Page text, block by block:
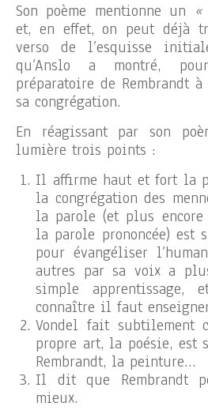
Son poème mentionne un
et, en effet, on peut déjà
verso de l’esquisse
qu’Anslo a montré,
préparatoire de Rembrandt
sa congrégation.
En réagissant par son
lumière trois points :
Il affirme haut et fort la
la congrégation des
la parole (et plus encore
la parole prononcée) est
pour évangéliser
autres par sa voix a
simple apprentissage,
connaître il faut
Vondel fait subtilement
propre art, la poésie, est
Rembrandt, la peinture…
Il dit que Rembrandt
mieux.